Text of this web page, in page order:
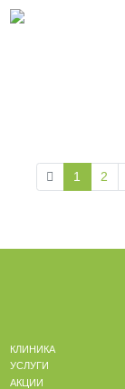
1 2
КЛИНИКА
УСЛУГИ
АКЦИИ